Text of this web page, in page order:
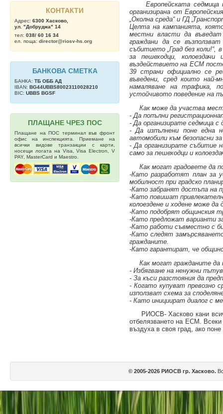
КОНТАКТИ
Адрес: 6300 Хасково,
ул. "Добруджа" 14
тел: 038/ 60 16 34
ел. поща: director@riosv-hs.org
БАНКОВА СМЕТКА
БАНКА: ТБ OББ АД
IBAN: BG44UBBS80023110028210
BIC: UBBS BGSF
ПЛАЩАНЕ ЧРЕЗ ПОС
Плащане на ПОС терминал във фронт
офис на инспекцията. Приемане на
всички видове транзакции с карти,
носещи логата на Visa, Visa Electron, V
PAY, MasterCard и Maestro.
Европейската
организирана от
„Околна среда“ и ГД
Целта на кампанията,
местни власти да
граждани да се
събитието „Град без коли!“,
за пешеходци,
въздействието на ЕСМ
39 страни официално се
въведени, сред които най-
намаляване на трафика,
устойчивото поведение на
Как може да участва
- Да попълни
- Да организирате седмица с
- Да изпълнени поне една
автомобили към безопасни
- Да организирате събитие
само за пешеходци и
Как могат градовете да
-Като разработят план за
мобилност при градско
-Като забранят достъпа на
-Като повишат
колоездене и ходене може да
-Като подобрят общинския
-Като предложат варианти
-Като работи съвместно с
-Като следят
гражданите.
-Като гарантират, че
Как могат гражданите да
- Избягване на ненужни
- За къси разстояния да
- Когато купуват превозно
използват схема за
- Като инициират диалог с
РИОСВ- Хасково кани
отбелязването на ЕСМ.
въздуха в своя град, ако
© 2005-2026 РИОСВ гр. Хасково.